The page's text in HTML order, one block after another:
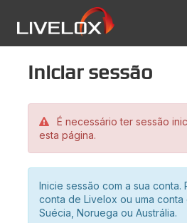
Iniciar sessão
É necessário ter sessão
esta página.
Inicie sessão com a sua conta.
conta de Livelox ou uma conta
Suécia, Noruega ou Austrália.